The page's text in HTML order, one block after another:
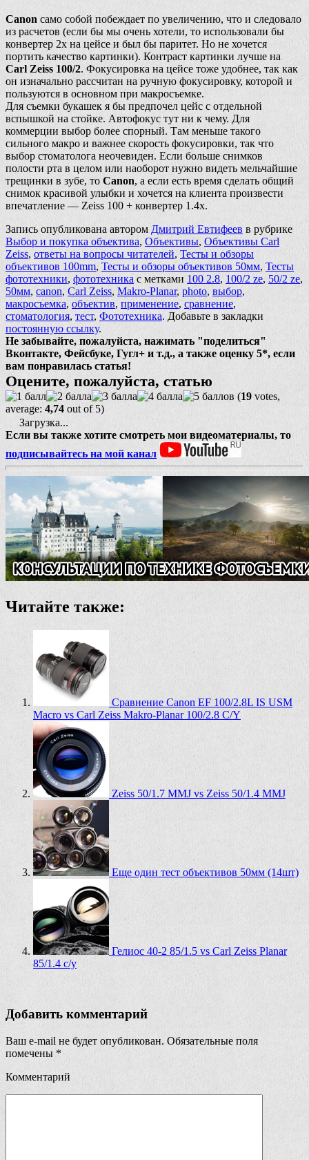
Canon само собой побеждает по увеличению, что и следовало
из расчетов (если бы мы очень хотели, то использовали бы
конвертер 2х на цейсе и был бы паритет. Но не хочется
портить качество картинки). Контраст картинки лучше на
Carl Zeiss 100/2. Фокусировка на цейсе тоже удобнее, так как
он изначально рассчитан на ручную фокусировку, которой и
пользуются в основном при макросъемке.
Для съемки букашек я бы предпочел цейс с отдельной
вспышкой на стойке. Автофокус тут ни к чему. Для
коммерции выбор более спорный. Там меньше такого
сильного макро и важнее скорость фокусировки, так что
выбор стоматолога неочевиден. Если больше снимков
полости рта в целом или наоборот нужно видеть мельчайшие
трещинки в зубе, то Canon, а если есть время сделать общий
снимок красивой улыбки и хочется на клиента произвести
впечатление — Zeiss 100 + конвертер 1.4х.
Запись опубликована автором Дмитрий Евтифеев в рубрике
Выбор и покупка объектива, Объективы, Объективы Carl
Zeiss, ответы на вопросы читателей, Тесты и обзоры
объективов 100mm, Тесты и обзоры объективов 50мм, Тесты
фототехники, фототехника с метками 100 2.8, 100/2 ze, 50/2 ze,
50мм, canon, Carl Zeiss, Makro-Planar, photo, выбор,
макросъемка, объектив, применение, сравнение,
стоматология, тест, Фототехника. Добавьте в закладки
постоянную ссылку.
Не забывайте, пожалуйста, нажимать "поделиться"
Вконтакте, Фейсбуке, Гугл+ и т.д., а также оценку 5*, если
вам понравилась статья!
Оцените, пожалуйста, статью
(19 votes,
average: 4,74 out of 5)
Загрузка...
Если вы также хотите смотреть мои видеоматериалы, то
подписывайтесь на мой канал
Читайте также:
Сравнение Canon EF 100/2.8L IS USM
Macro vs Carl Zeiss Makro-Planar 100/2.8 C/Y
Zeiss 50/1.7 MMJ vs Zeiss 50/1.4 MMJ
Еще один тест объективов 50мм (14шт)
Гелиос 40-2 85/1.5 vs Carl Zeiss Planar
85/1.4 c/y
Добавить комментарий
Ваш e-mail не будет опубликован. Обязательные поля
помечены *
Комментарий